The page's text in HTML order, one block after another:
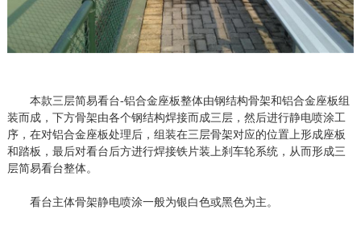
本款三层简易看台-铝合金座板整体由钢结构骨架和铝合金座板组
装而成，下方骨架由各个钢结构焊接而成三层，然后进行静电喷涂工
序，在对铝合金座板处理后，组装在三层骨架对应的位置上形成座板
和踏板，最后对看台后方进行焊接铁片装上刹车轮系统，从而形成三
层简易看台整体。
看台主体骨架静电喷涂一般为银白色或黑色为主。